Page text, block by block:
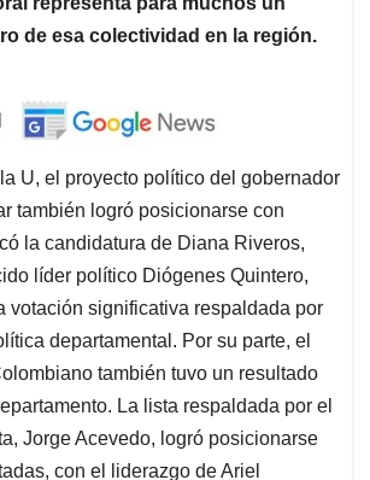
de esa colectividad en la región.
U, el proyecto político del gobernador
también logró posicionarse con
la candidatura de Diana Riveros,
líder político Diógenes Quintero,
votación significativa respaldada por
departamental. Por su parte, el
también tuvo un resultado
La lista respaldada por el
Jorge Acevedo, logró posicionarse
con el liderazgo de Ariel